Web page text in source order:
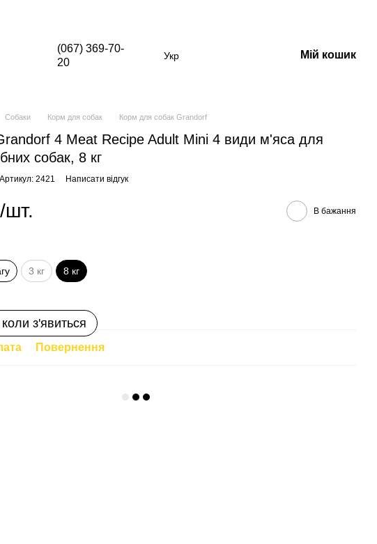
(067) 369-70-
20
Укр Мій кошик
Собаки Корм для собак Корм для собак Grandorf
4 Meat Recipe Adult Mini 4 види м'яса для
собак, 8 кг
Артикул: 2421 Написати відгук
шт. В бажання
3 кг 8 кг
з'явиться
Повернення